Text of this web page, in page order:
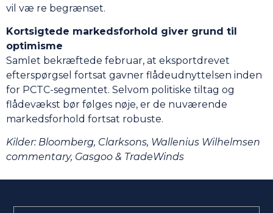
vil væ re begrænset.
Kortsigtede markedsforhold giver grund til
optimisme
Samlet bekræftede februar, at eksportdrevet
efterspørgsel fortsat gavner flådeudnyttelsen inden
for PCTC-segmentet. Selvom politiske tiltag og
flådevækst bør følges nøje, er de nuværende
markedsforhold fortsat robuste.
Kilder: Bloomberg, Clarksons, Wallenius Wilhelmsen
commentary, Gasgoo & TradeWinds